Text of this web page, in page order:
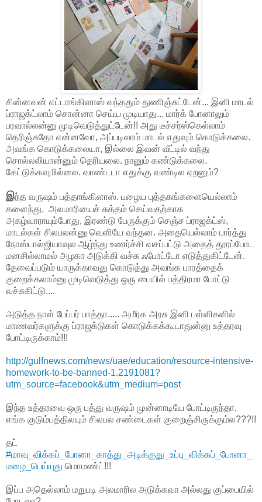
சின்னவன் எட்டாங்கிளாஸ் வந்ததும் துணிஞ்சுட்டேன்... இனி மாடல்
ப்ராஜக்ட்லாம் சொன்னா செய்ய முடியாது... மார்க் போனாலும்
பரவால்லன்னு முடிவெடுத்துட்டேன்!! அது டீச்சர்ஸ்கெல்லாம்
தெரிஞ்சுதோ என்னவோ, அப்படிலாம் மாடல் எதுவும் கொடுக்கலை.
அவங்க கொடுக்கலையா, இல்லை இவன் வீட்டில் வந்து
சொல்லலியான்னும் தெரியலை. நானும் கண்டுக்கலை.
கேட்டுக்கவுமில்லை. வாண்டடா எதுக்கு வண்டில ஏறனும்?
இந்த வருஷம் பத்தாங்கிளாஸ். பழைய புத்தகங்களையெல்லாம்
களைந்து, அலமாரியைச் சுத்தம் செய்வதற்காக
அகழ்வாராயும்போது, இரண்டு பேருக்கும் செஞ்ச ப்ராஜக்ட்ஸ்,
மாடல்கள் சிலபலன்னு வெளியே வந்தன. அதையெல்லாம் பார்த்து
நோஸ்டால்ஜியாவுல ஆழ்ந்து உணர்ச்சி வசப்பட்டு அதைத் தூரப்போட
மனசில்லாமல் அழகா அடுக்கி வச்சு ஃபோட்டோ எடுத்துகிட்டேன்.
தேவைப்படும் யாருக்காவது கொடுத்து அவங்க பாரத்தைக்
குறைக்கலாம்னு முடிவெடுத்து ஒரு பையில் பத்திரமா போட்டு
வச்சுகிட்டு....
அடுத்த நாள் பேப்பர் பாத்தா..... அமீரக அரசு இனி பள்ளிகளில்
மாணவர்களுக்கு ப்ராஜக்டுகள் கொடுக்கக்கூடாதுன்னு உத்தரவு
போட்டிருக்காம்!!!
http://gulfnews.com/news/uae/education/resource-intensive-
homework-to-be-banned-1.2191081?
utm_source=facebook&utm_medium=post
இந்த உத்தரவை ஒரு பத்து வருஷம் முன்னாடியே போட்டிருந்தா,
எங்க குடும்பத்திலயும் சிலபல சண்டைகள் குறைஞ்சிருக்கும்ல???!!
தட்
#மாவு_விக்கப்_போனா_காத்து_அடிக்குது_உப்பு_விக்கப்_போனா_
மழை_பெய்யுது மொமண்ட்!!!
இப்ப அதெல்லாம் மறுபடி அலமாரில அடுக்கவா அல்லது குப்பையில்